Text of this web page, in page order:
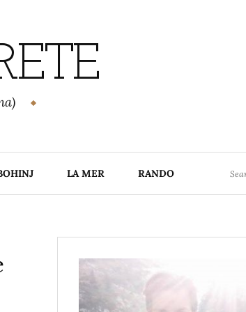
LA MER RANDO
for: